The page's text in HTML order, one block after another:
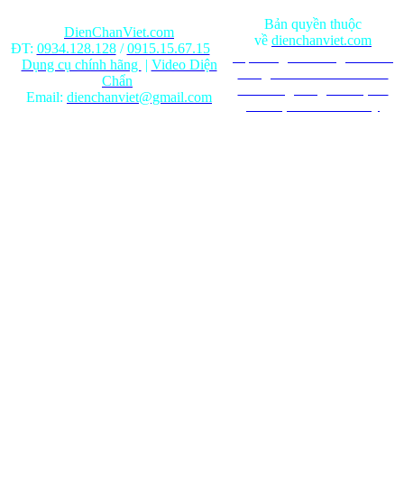
DienChanViet.com
ĐT: 0934.128.128/0915.15.67.15
Dụng cụ chính hãng | Video Diện
Chẩn
Email: dienchanviet@gmail.com
Bản quyền thuộc
về dienchanviet.com